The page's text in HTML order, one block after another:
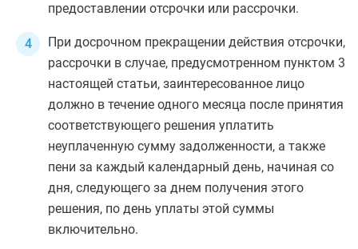
предоставлении отсрочки или рассрочки.
При досрочном прекращении действия отсрочки,
рассрочки в случае, предусмотренном пунктом 3
настоящей статьи, заинтересованное лицо
должно в течение одного месяца после принятия
соответствующего решения уплатить
неуплаченную сумму задолженности, а также
пени за каждый календарный день, начиная со
дня, следующего за днем получения этого
решения, по день уплаты этой суммы
включительно.